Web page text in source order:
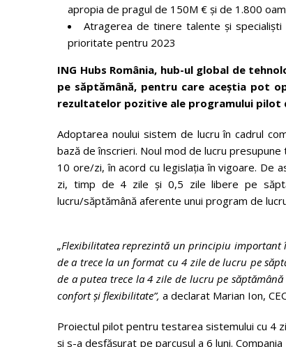
apropia de pragul de 150M € și de 1.800
Atragerea de tinere talente și
prioritate pentru 2023
ING Hubs România, hub-ul global de
pe săptămână, pentru care aceștia pot
rezultatelor pozitive ale programului pilot
Adoptarea noului sistem de lucru în cadrul
bază de înscrieri. Noul mod de lucru
10 ore/zi, în acord cu legislația în vigoare. De
zi, timp de 4 zile și 0,5 zile libere pe
lucru/săptămână aferente unui program de
„Flexibilitatea reprezintă un principiu important
de a trece la un format cu 4 zile de lucru pe
de a putea trece la 4 zile de lucru pe
confort și flexibilitate”, a declarat Marian Ion,
Proiectul pilot pentru testarea sistemului cu 4
și s-a desfășurat pe parcusul a 6 luni.